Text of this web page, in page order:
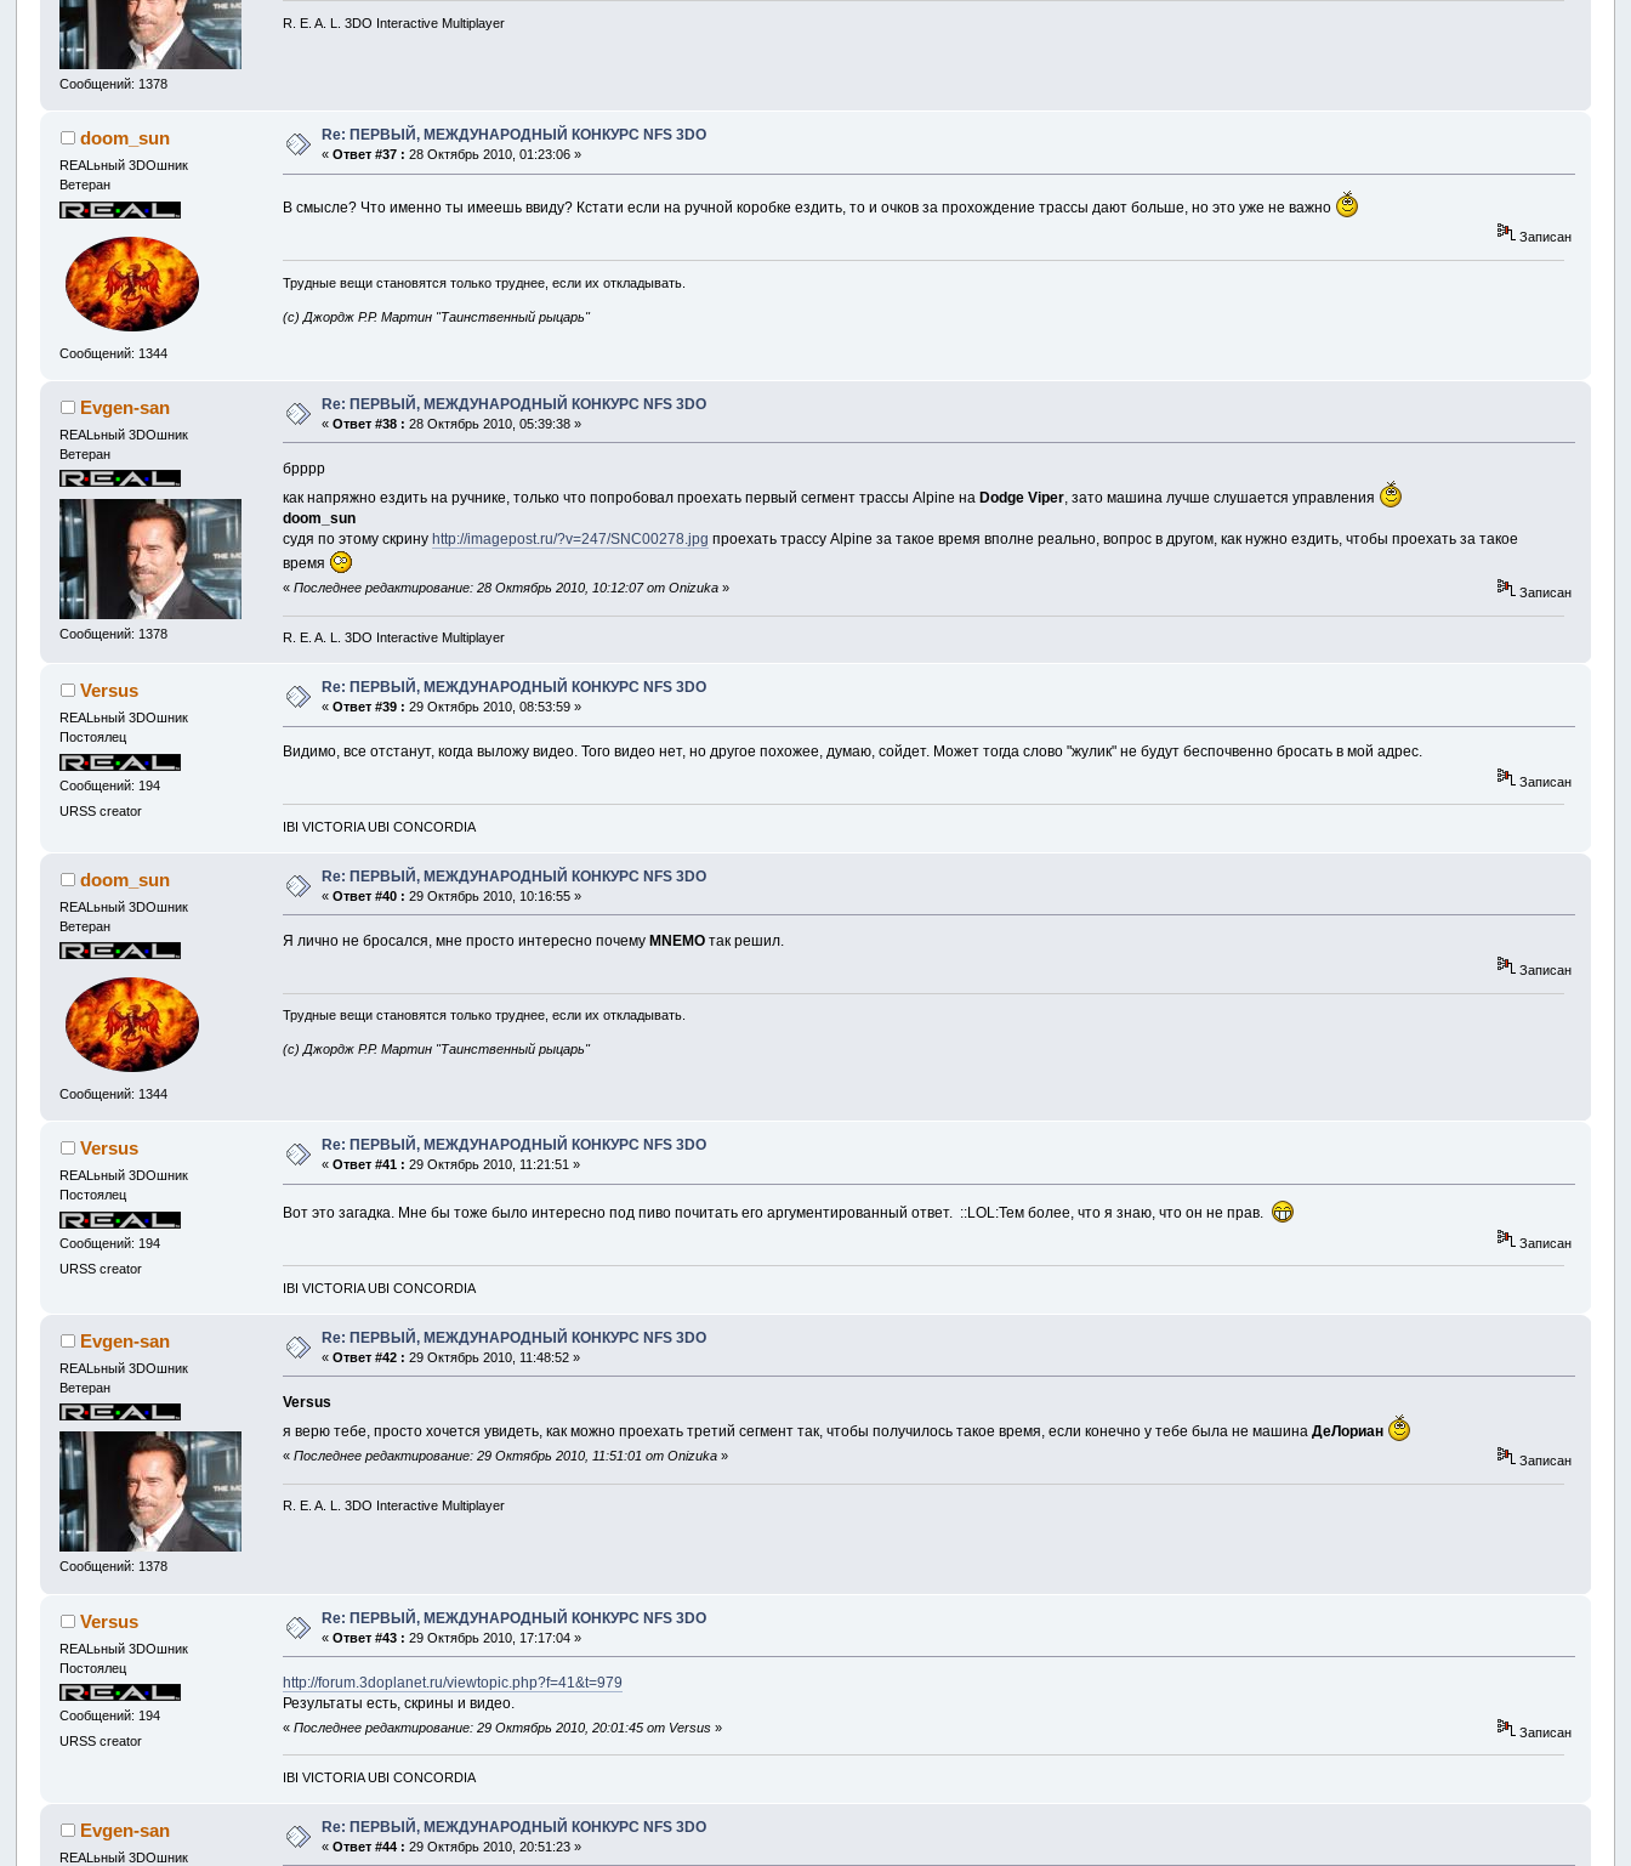
Сообщений: 1378
R. E. A. L. 3DO Interactive Multiplayer
doom_sun
REALьный 3DOшник
Ветеран
Сообщений: 1344
Re: ПЕРВЫЙ, МЕЖДУНАРОДНЫЙ КОНКУРС NFS 3DO
«Ответ #37 : 28 Октябрь 2010, 01:23:06 »
В смысле? Что именно ты имеешь ввиду? Кстати если на ручной коробке ездить, то и очков за прохождение трассы дают больше, но это уже не важно
Записан
Трудные вещи становятся только труднее, если их откладывать.
(с) Джордж Р.Р. Мартин "Таинственный рыцарь"
Evgen-san
REALьный 3DOшник
Ветеран
Сообщений: 1378
Re: ПЕРВЫЙ, МЕЖДУНАРОДНЫЙ КОНКУРС NFS 3DO
«Ответ #38 : 28 Октябрь 2010, 05:39:38 »
брррр
как напряжно ездить на ручнике, только что попробовал проехать первый сегмент трассы Alpine на Dodge Viper, зато машина лучше слушается управления
doom_sun
судя по этому скрину http://imagepost.ru/?v=247/SNC00278.jpg проехать трассу Alpine за такое время вполне реально, вопрос в другом, как нужно ездить, чтобы проехать за такое
время
«Последнее редактирование: 28 Октябрь 2010, 10:12:07 от Onizuka » Записан
R. E. A. L. 3DO Interactive Multiplayer
Versus
REALьный 3DOшник
Постоялец
Сообщений: 194
URSS creator
Re: ПЕРВЫЙ, МЕЖДУНАРОДНЫЙ КОНКУРС NFS 3DO
«Ответ #39 : 29 Октябрь 2010, 08:53:59 »
Видимо, все отстанут, когда выложу видео. Того видео нет, но другое похожее, думаю, сойдет. Может тогда слово "жулик" не будут беспочвенно бросать в мой адрес.
Записан
IBI VICTORIA UBI CONCORDIA
doom_sun
REALьный 3DOшник
Ветеран
Сообщений: 1344
Re: ПЕРВЫЙ, МЕЖДУНАРОДНЫЙ КОНКУРС NFS 3DO
«Ответ #40 : 29 Октябрь 2010, 10:16:55 »
Я лично не бросался, мне просто интересно почемуMNEMO так решил.
Записан
Трудные вещи становятся только труднее, если их откладывать.
(с) Джордж Р.Р. Мартин "Таинственный рыцарь"
Versus
REALьный 3DOшник
Постоялец
Сообщений: 194
URSS creator
Re: ПЕРВЫЙ, МЕЖДУНАРОДНЫЙ КОНКУРС NFS 3DO
«Ответ #41 : 29 Октябрь 2010, 11:21:51 »
Вот это загадка. Мне бы тоже было интересно под пиво почитать его аргументированный ответ. ::LOL:Тем более, что я знаю, что он не прав.
Записан
IBI VICTORIA UBI CONCORDIA
Evgen-san
REALьный 3DOшник
Ветеран
Сообщений: 1378
Re: ПЕРВЫЙ, МЕЖДУНАРОДНЫЙ КОНКУРС NFS 3DO
«Ответ #42 : 29 Октябрь 2010, 11:48:52 »
Versus
я верю тебе, просто хочется увидеть, как можно проехать третий сегмент так, чтобы получилось такое время, если конечно у тебе была не машинаДеЛориан
«Последнее редактирование: 29 Октябрь 2010, 11:51:01 от Onizuka » Записан
R. E. A. L. 3DO Interactive Multiplayer
Versus
REALьный 3DOшник
Постоялец
Сообщений: 194
URSS creator
Re: ПЕРВЫЙ, МЕЖДУНАРОДНЫЙ КОНКУРС NFS 3DO
«Ответ #43 : 29 Октябрь 2010, 17:17:04 »
http://forum.3doplanet.ru/viewtopic.php?f=41&t=979
Результаты есть, скрины и видео.
«Последнее редактирование: 29 Октябрь 2010, 20:01:45 от Versus » Записан
IBI VICTORIA UBI CONCORDIA
Evgen-san
REALьный 3DOшник
Re: ПЕРВЫЙ, МЕЖДУНАРОДНЫЙ КОНКУРС NFS 3DO
«Ответ #44 : 29 Октябрь 2010, 20:51:23 »